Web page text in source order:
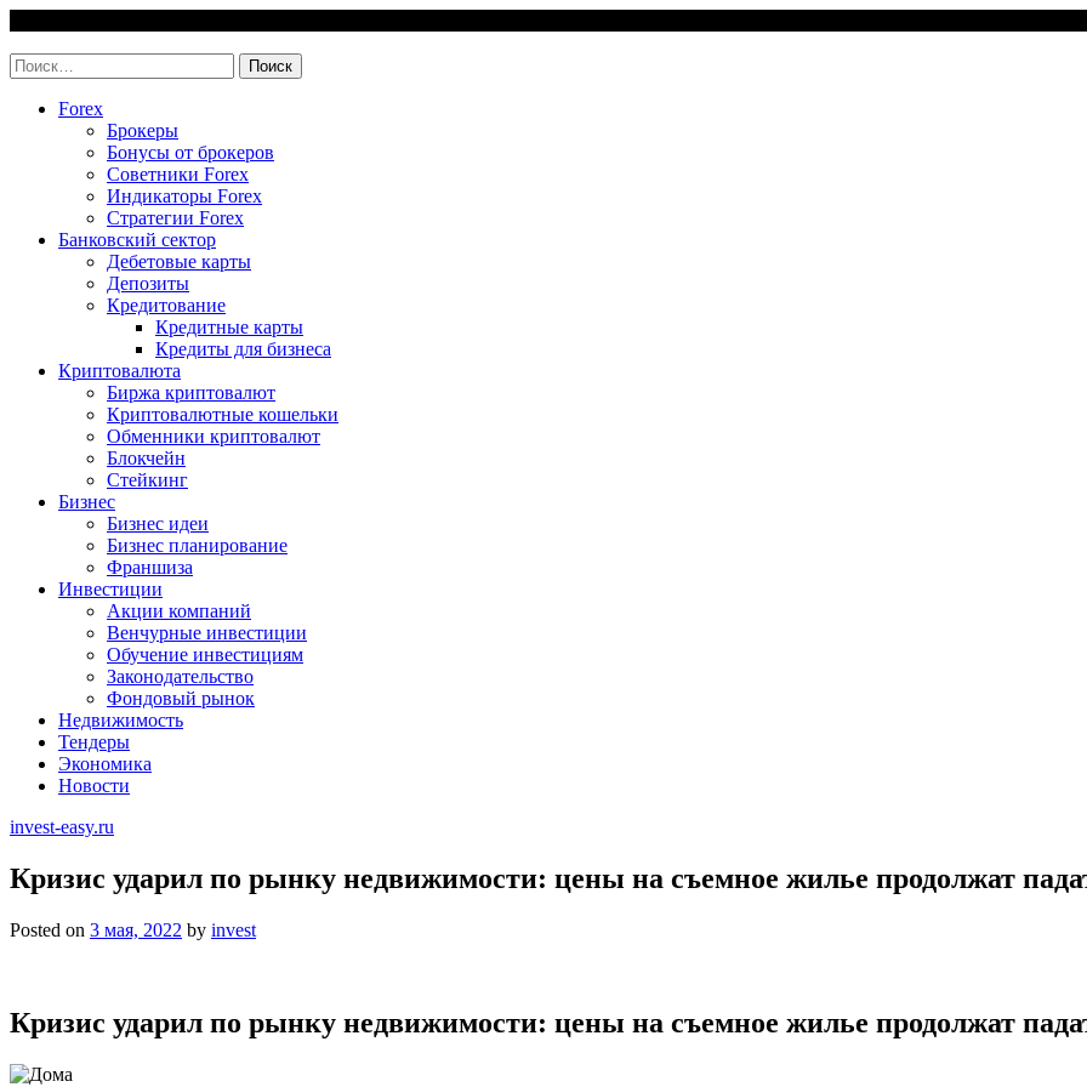
content
Найти:
Forex
Брокеры
Бонусы от брокеров
Советники Forex
Индикаторы Forex
Стратегии Forex
Банковский сектор
Дебетовые карты
Депозиты
Кредитование
Кредитные карты
Кредиты для бизнеса
Криптовалюта
Биржа криптовалют
Криптовалютные кошельки
Обменники криптовалют
Блокчейн
Стейкинг
Бизнес
Бизнес идеи
Бизнес планирование
Франшиза
Инвестиции
Акции компаний
Венчурные инвестиции
Обучение инвестициям
Законодательство
Фондовый рынок
Недвижимость
Тендеры
Экономика
Новости
invest-easy.ru
Кризис ударил по рынку недвижимости: цены на съемное жилье продолжат
Posted on 3 мая, 2022 by invest
Кризис ударил по рынку недвижимости: цены на съемное жилье продолжат